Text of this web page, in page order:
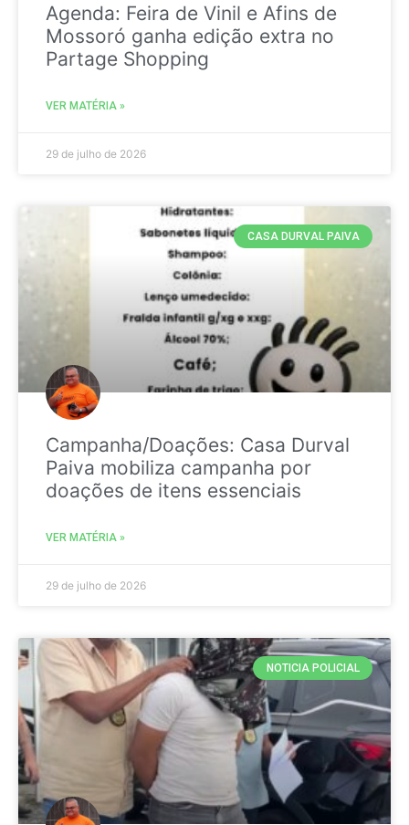
Agenda: Feira de Vinil e Afins de
Mossoró ganha edição extra no
Partage Shopping
VER MATÉRIA »
29 de julho de 2026
CASA DURVAL PAIVA
Campanha/Doações: Casa Durval
Paiva mobiliza campanha por
doações de itens essenciais
VER MATÉRIA »
29 de julho de 2026
NOTICIA POLICIAL